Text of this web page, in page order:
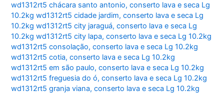
wd1312rt5 chácara santo antonio,conserto lava e seca Lg
10.2kg wd1312rt5 cidade jardim,conserto lava e seca Lg
10.2kg wd1312rt5 city jaraguá,conserto lava e seca Lg
10.2kg wd1312rt5 city lapa,conserto lava e seca Lg 10.2kg
wd1312rt5 consolação,conserto lava e seca Lg 10.2kg
wd1312rt5 cotia,conserto lava e seca Lg 10.2kg
wd1312rt5 em são paulo,conserto lava e seca Lg 10.2kg
wd1312rt5 freguesia do ó,conserto lava e seca Lg 10.2kg
wd1312rt5 granja viana,conserto lava e seca Lg 10.2kg